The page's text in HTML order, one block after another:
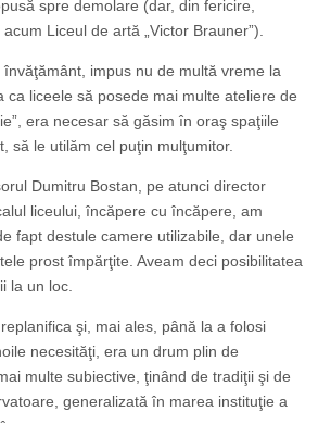
spre demolare (dar, din fericire,
Liceul de artă „Victor Brauner”).
învăţământ, impus nu de multă vreme la
ca liceele să posede mai multe ateliere de
era necesar să găsim în oraş spaţiile
să le utilăm cel puţin mulţumitor.
Dumitru Bostan, pe atunci director
liceului, încăpere cu încăpere, am
fapt destule camere utilizabile, dar unele
prost împărţite. Aveam deci posibilitatea
la un loc.
şi, mai ales, până la a folosi
necesităţi, era un drum plin de
multe subiective, ţinând de tradiţii şi de
generalizată în marea instituţie a